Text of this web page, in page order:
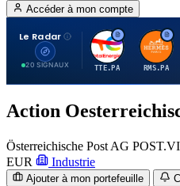
Accéder à mon compte
Le Radar
20 SIGNAUX
T
TTE.PA
H
RMS.PA
Action
Österreichische Post AG POST.VI
EUR
Industrie
Ajouter à mon portefeuille